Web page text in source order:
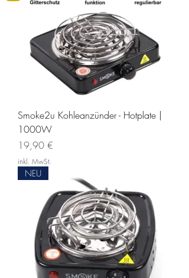
Smoke2u Kohleanzünder - Hotplate |
1000W
Preis
19,90 €
inkl. MwSt.
NEU